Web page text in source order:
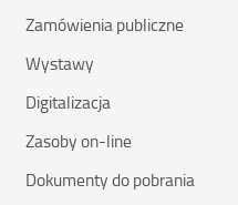
Zamówienia publiczne
Wystawy
Digitalizacja
Zasoby on-line
Dokumenty do pobrania